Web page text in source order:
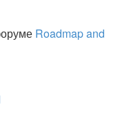
Roadmap and